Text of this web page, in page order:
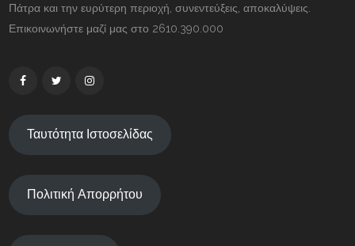
Πάτρα και την ευρύτερη περιοχή, συνεντεύξεις, αποκαλύψεις.
Επικοινωνήστε μαζί μας στο 2610.390.000
Ταυτότητα Ιστοσελίδας
Πολιτική Απορρήτου